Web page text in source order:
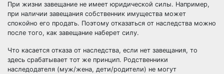
При жизни завещание не имеет юридической силы. Например,
при наличии завещания собственник имущества может
спокойно его продать. Поэтому отказаться от наследства можно
после того, как завещание наберет силу.
Что касается отказа от наследства, если нет завещания, то
здесь срабатывает тот же принцип. Родственники
наследодателя (муж/жена, дети/родители) не могут